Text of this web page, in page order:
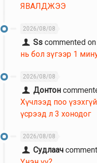
ЯВАЛДЖЭЭ
2026/08/08
Ss commented on
нь бол зүгээр 1
2026/08/08
Донтон
Хүчлээд поо
үсрээд л 3 хонодог
2026/08/08
Судлаач